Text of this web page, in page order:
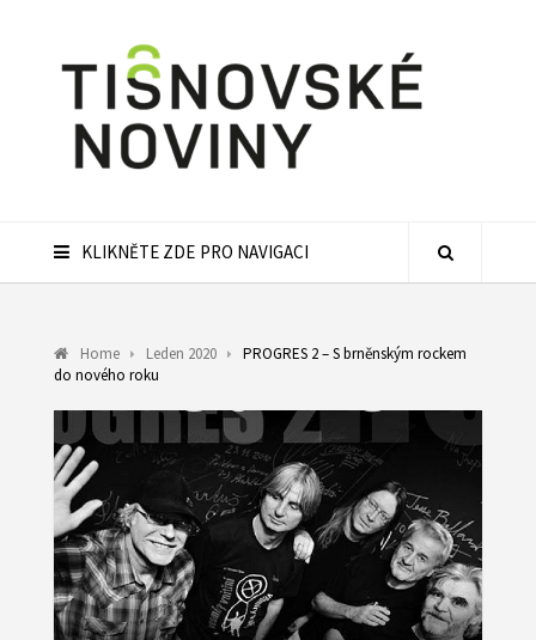
KLIKNĚTE ZDE PRO NAVIGACI
Home Leden 2020
PROGRES 2 – S brněnským rockem
do nového roku